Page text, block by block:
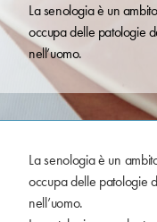
La senologia è un
occupa delle patologie
nell’uomo.
La senologia è un
occupa delle patologie
nell’uomo.